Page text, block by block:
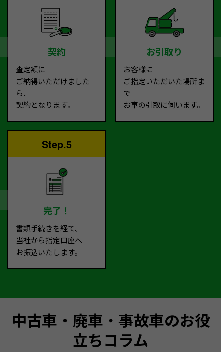
契約
査定額に
ご納得いただけました
ら、
契約となります。
お引取り
お客様に
ご指定いただいた場所ま
で
お車の引取に伺います。
Step.5
完了！
書類手続きを経て、
当社から指定口座へ
お振込いたします。
中古車・廃車・事故車のお役
立ちコラム